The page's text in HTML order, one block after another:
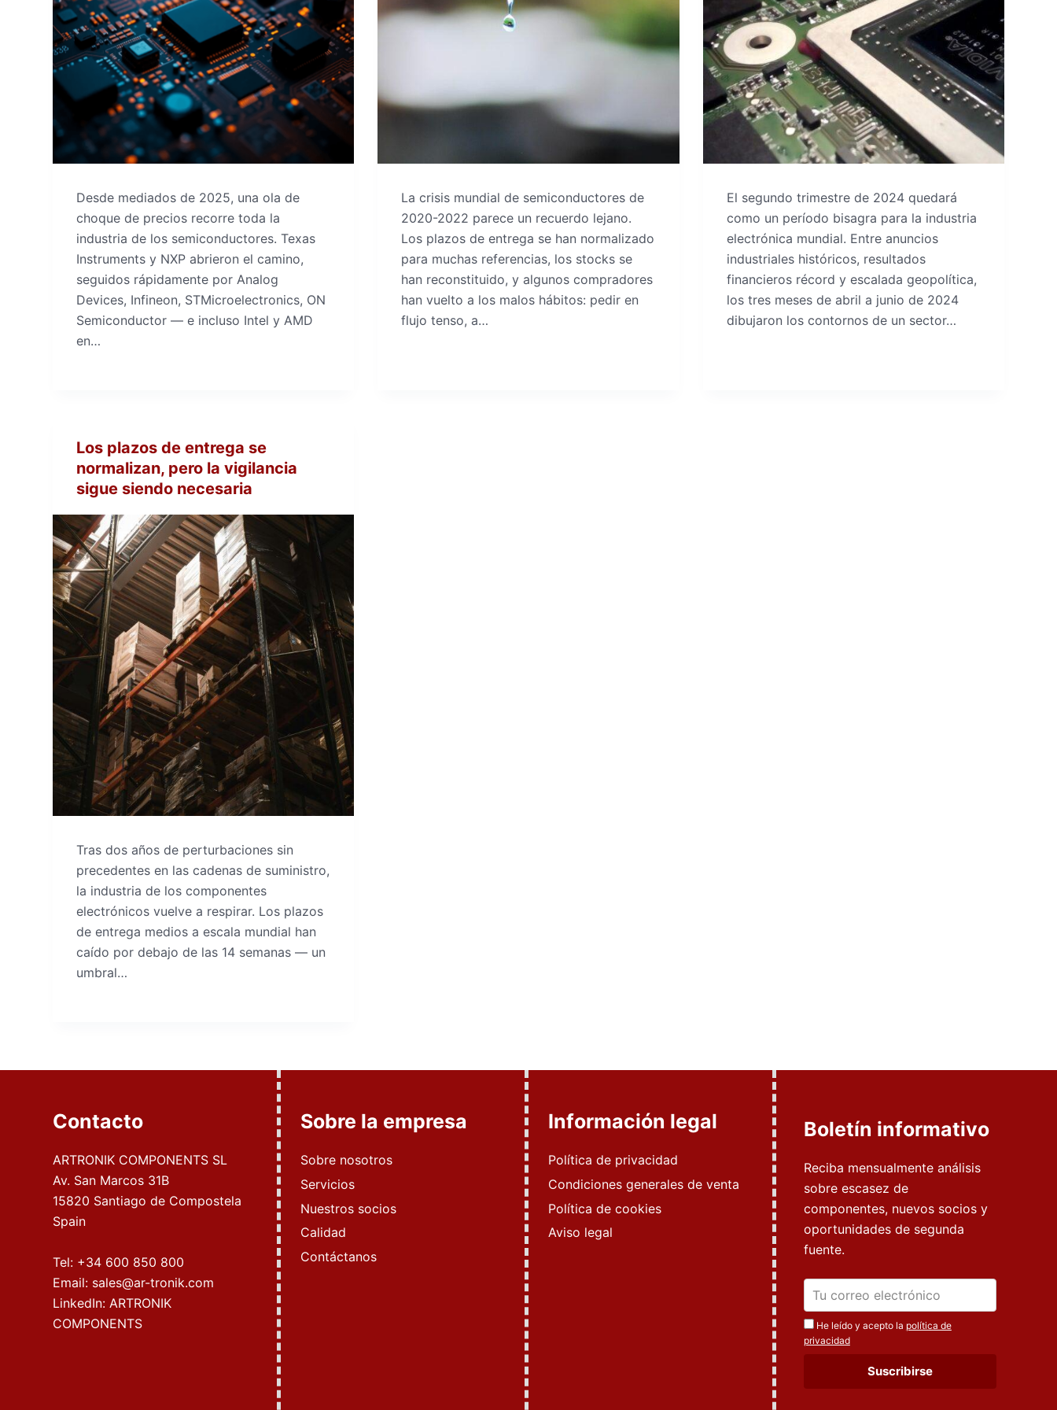
Desde mediados de 2025, una ola de
choque de precios recorre toda la
industria de los semiconductores. Texas
Instruments y NXP abrieron el camino,
seguidos rápidamente por Analog
Devices, Infineon, STMicroelectronics, ON
Semiconductor — e incluso Intel y AMD
en…
La crisis mundial de semiconductores de
2020-2022 parece un recuerdo lejano.
Los plazos de entrega se han normalizado
para muchas referencias, los stocks se
han reconstituido, y algunos compradores
han vuelto a los malos hábitos: pedir en
flujo tenso, a…
El segundo trimestre de 2024 quedará
como un período bisagra para la industria
electrónica mundial. Entre anuncios
industriales históricos, resultados
financieros récord y escalada geopolítica,
los tres meses de abril a junio de 2024
dibujaron los contornos de un sector…
Los plazos de entrega se
normalizan, pero la vigilancia
sigue siendo necesaria
Tras dos años de perturbaciones sin
precedentes en las cadenas de suministro,
la industria de los componentes
electrónicos vuelve a respirar. Los plazos
de entrega medios a escala mundial han
caído por debajo de las 14 semanas — un
umbral…
Contacto
ARTRONIK COMPONENTS SL
Av. San Marcos 31B
15820 Santiago de Compostela
Spain
Tel: +34 600 850 800
Email: sales@ar-tronik.com
LinkedIn:ARTRONIK
COMPONENTS
Sobre la empresa
Sobre nosotros
Servicios
Nuestros socios
Calidad
Contáctanos
Información legal
Política de privacidad
Condiciones generales de venta
Política de cookies
Aviso legal
Boletín informativo
Reciba mensualmente análisis
sobre escasez de
componentes, nuevos socios y
oportunidades de segunda
fuente.
He leído y acepto la política de
privacidad